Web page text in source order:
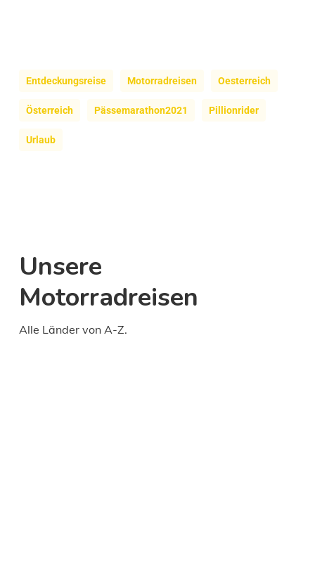
Entdeckungsreise Motorradreisen Oesterreich
Österreich Pässemarathon2021 Pillionrider
Urlaub
Unsere
Motorradreisen
Alle Länder von A-Z.